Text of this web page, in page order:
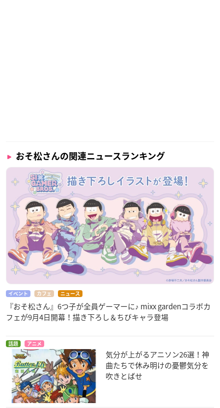
おそ松さんの関連ニュースランキング
イベント カフェ ニュース
『おそ松さん』6つ子が全員ゲーマーに♪ mixx gardenコラボカ
フェが9月4日開幕！描き下ろし＆ちびキャラ登場
話題 アニメ
気分が上がるアニソン26選！神
曲たちで休み明けの憂鬱気分を
吹きとばせ